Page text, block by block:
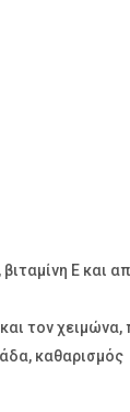
Ε και
τον
καθαρισμός